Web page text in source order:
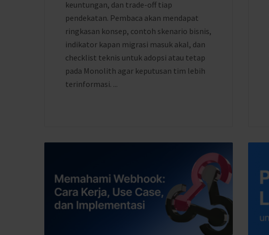
keuntungan, dan trade-off tiap
pendekatan. Pembaca akan mendapat
ringkasan konsep, contoh skenario bisnis,
indikator kapan migrasi masuk akal, dan
checklist teknis untuk adopsi atau tetap
pada Monolith agar keputusan tim lebih
terinformasi. ...